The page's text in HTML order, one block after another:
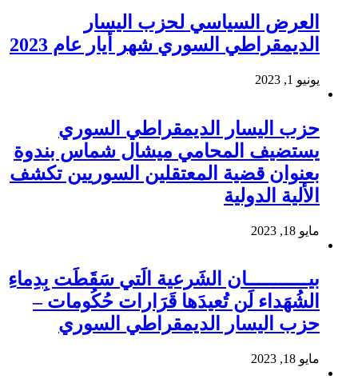
العرض السياسي لحزب اليسار
الديمقراطي السوري شهر أيار عام 2023
يونيو 1, 2023
حزب اليسار الديمقراطي السوري
يستضيف المحامي ميشال شماس بندوة
بعنوان قضية المعتقلين السوريين تكشف
الألية الدولية
مايو 18, 2023
بيـــــــــــان الشَرعية الَتي سَقَطَت بِدِماءِ
الشُهَداء لَن تُعيدَها قَرَارات حُكُومات –
حزب اليسار الديمقراطي السوري
مايو 18, 2023